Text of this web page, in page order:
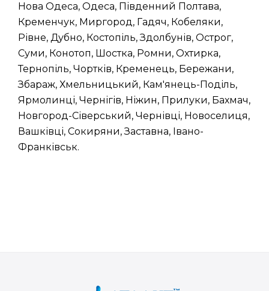
Нова Одеса, Одеса, Південний Полтава,
Кременчук, Миргород, Гадяч, Кобеляки,
Рівне, Дубно, Костопіль, Здолбунів, Острог,
Суми, Конотоп, Шостка, Ромни, Охтирка,
Тернопіль, Чортків, Кременець, Бережани,
Збараж, Хмельницький, Кам'янець-Поділь,
Ярмолинці, Чернігів, Ніжин, Прилуки, Бахмач,
Новгород-Сіверський, Чернівці, Новоселиця,
Вашківці, Сокиряни, Заставна, Івано-
Франківськ.